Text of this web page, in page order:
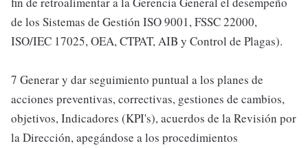
de los Sistemas de Gestión ISO 9001, FSSC 22000,
ISO/IEC 17025, OEA, CTPAT, AIB y Control de Plagas).
7 Generar y dar seguimiento puntual a los planes de
acciones preventivas, correctivas, gestiones de cambios,
objetivos, Indicadores (KPI's), acuerdos de la Revisión por
la Dirección, apegándose a los procedimientos